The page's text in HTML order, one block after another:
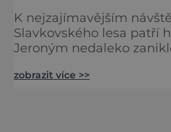
K nejzajímavějším
Slavkovského lesa patří
Jeroným nedaleko
středověku. Národní
zobrazit více >>